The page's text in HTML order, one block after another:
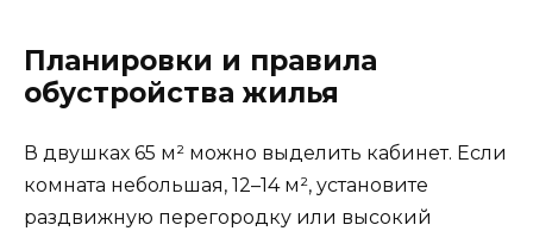
Планировки и правила
обустройства жилья
В двушках 65 м² можно выделить кабинет. Если
комната небольшая, 12–14 м², установите
раздвижную перегородку или высокий